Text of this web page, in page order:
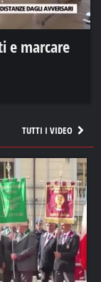
e marcare
TUTTI I VIDEO